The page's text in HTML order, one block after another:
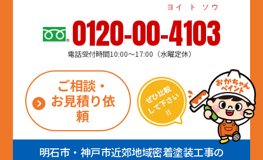
0120-00-4103
ヨイ ト ソウ
電話受付時間10:00～17:00（水曜定休）
ご相談・
お見積り依
頼
明石市・神戸市近郊地域密着塗装工事の